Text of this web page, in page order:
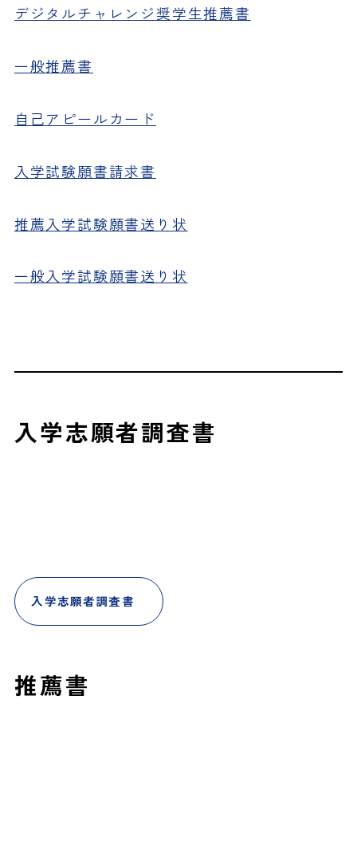
デジタルチャレンジ奨学生推薦書
一般推薦書
自己アピールカード
入学試験願書請求書
推薦入学試験願書送り状
一般入学試験願書送り状
入学志願者調査書
入学志願者調査書
推薦書